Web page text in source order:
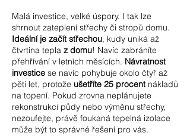
Malá investice, velké úspory. I tak lze
shrnout zateplení střechy či stropů domu.
Ideální je začít střechou, kudy uniká až
čtvrtina tepla z domu! Navíc zabráníte
přehřívání v letních měsících. Návratnost
investice se navíc pohybuje okolo čtyř až
pěti let, protože ušetříte 25 procentnákladů
na topení. Pokud zrovna neplánujete
rekonstrukci půdy nebo výměnu střechy,
nezoufejte, právě foukaná tepelná izolace
může být to správné řešení pro vás.